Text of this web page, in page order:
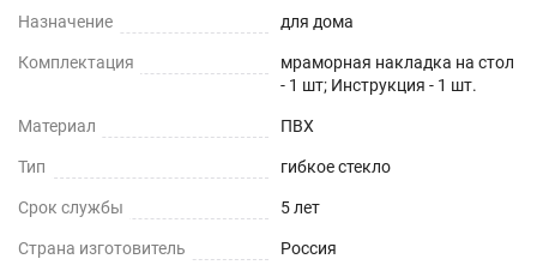
Назначение для дома
Комплектация
мраморная накладка на стол
- 1 шт; Инструкция - 1 шт.
Материал ПВХ
Тип гибкое стекло
Срок службы 5 лет
Страна изготовитель Россия